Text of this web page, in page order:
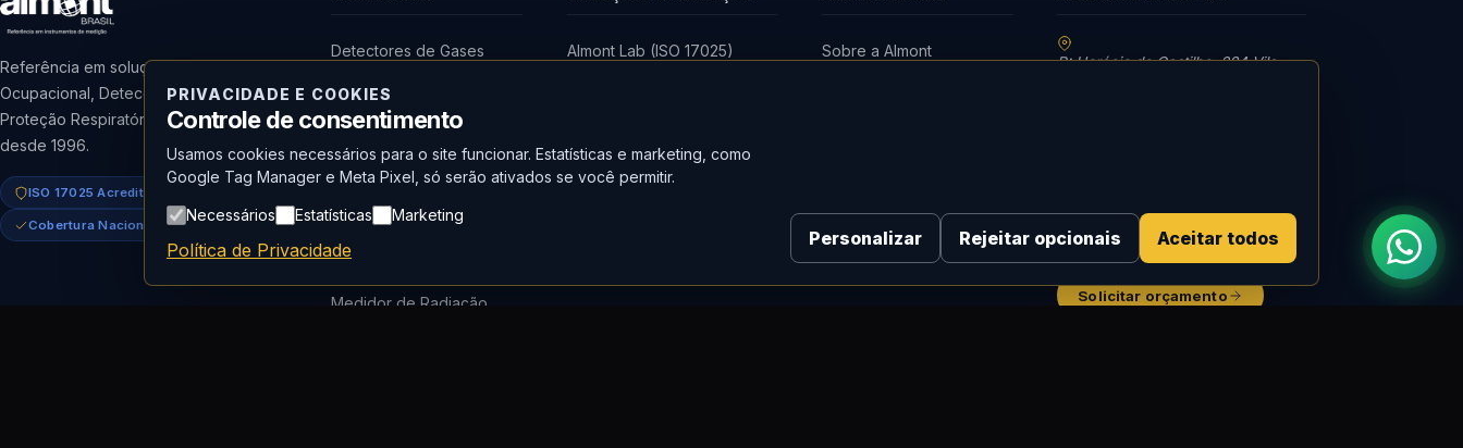
Referência em soluções para Higiene
Ocupacional, Detecção de Gases,
Proteção Respiratória e Meio Ambiente
desde 1996.
ISO 17025 Acreditado
Cobertura Nacional
Detectores de Gases
Higiene Ocupacional
Proteção Respiratória
Qualidade do Ar (IAQ)
Dosímetro de Ruído
Medidor de Radiação
Almont Lab (ISO 17025)
Locação de Equipamentos
Sobre a Almont
Fale Conosco
R: Horácio de Castilho, 284 Vila
recepcao@almont.com.br
Solicitar orçamento
PRIVACIDADE E COOKIES
Controle de consentimento
Usamos cookies necessários para o site funcionar. Estatísticas e marketing, como
Google Tag Manager e Meta Pixel, só serão ativados se você permitir.
Necessários Estatísticas Marketing
Política de Privacidade
Personalizar Rejeitar opcionais Aceitar todos